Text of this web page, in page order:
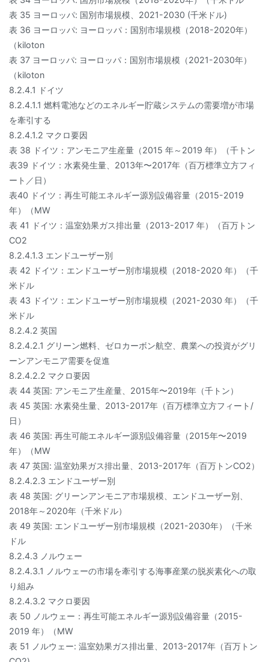
表 35 ヨーロッパ: 国別市場規模、2021-2030 (千米ドル)
表 36 ヨーロッパ: ヨーロッパ：国別市場規模（2018-2020年）
（kiloton
表 37 ヨーロッパ: ヨーロッパ：国別市場規模（2021-2030年）
（kiloton
8.2.4.1 ドイツ
8.2.4.1.1 燃料電池などのエネルギー貯蔵システムの需要増が市場
を牽引する
8.2.4.1.2 マクロ要因
表 38 ドイツ：アンモニア生産量（2015 年～2019 年）（千トン
表39 ドイツ：水素発生量、2013年〜2017年（百万標準立方フィ
ート／日）
表40 ドイツ：再生可能エネルギー源別設備容量（2015-2019
年）（MW
表 41 ドイツ：温室効果ガス排出量（2013-2017 年）（百万トン
CO2
8.2.4.1.3 エンドユーザー別
表 42 ドイツ：エンドユーザー別市場規模（2018-2020 年）（千
米ドル
表 43 ドイツ：エンドユーザー別市場規模（2021-2030 年）（千
米ドル
8.2.4.2 英国
8.2.4.2.1 グリーン燃料、ゼロカーボン航空、農業への投資がグリ
ーンアンモニア需要を促進
8.2.4.2.2 マクロ要因
表 44 英国: アンモニア生産量、2015年〜2019年（千トン）
表 45 英国: 水素発生量、2013-2017年（百万標準立方フィート/
日）
表 46 英国: 再生可能エネルギー源別設備容量（2015年〜2019
年）（MW
表 47 英国: 温室効果ガス排出量、2013-2017年（百万トンCO2）
8.2.4.2.3 エンドユーザー別
表 48 英国: グリーンアンモニア市場規模、エンドユーザー別、
2018年～2020年（千米ドル）
表 49 英国: エンドユーザー別市場規模（2021-2030年）（千米
ドル
8.2.4.3 ノルウェー
8.2.4.3.1 ノルウェーの市場を牽引する海事産業の脱炭素化への取
り組み
8.2.4.3.2 マクロ要因
表 50 ノルウェー：再生可能エネルギー源別設備容量（2015-
2019 年）（MW
表 51 ノルウェー: 温室効果ガス排出量、2013-2017年（百万トン